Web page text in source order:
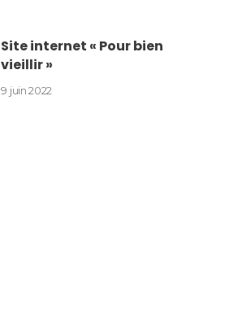
Site internet « Pour bien
vieillir »
9 juin 2022